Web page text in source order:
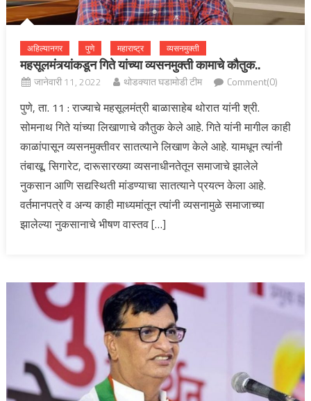
अहिल्यानगर पुणे महाराष्ट्र व्यसनमुक्ती
महसूलमंत्र्यांकडून गिते यांच्या व्यसनमुक्ती कामाचे कौतुक..
जानेवारी 11, 2022 थोडक्यात घडामोडी टीम Comment(0)
पुणे, ता. 11 : राज्याचे महसूलमंत्री बाळासाहेब थोरात यांनी श्री.
सोमनाथ गिते यांच्या लिखाणाचे कौतुक केले आहे. गिते यांनी मागील काही
काळांपासून व्यसनमुक्तीवर सातत्याने लिखाण केले आहे. यामधून त्यांनी
तंबाखू, सिगारेट, दारूसारख्या व्यसनाधीनतेतून समाजाचे झालेले
नुकसान आणि सद्यस्थिती मांडण्याचा सातत्याने प्रयत्न केला आहे.
वर्तमानपत्रे व अन्य काही माध्यमांतून त्यांनी व्यसनामुळे समाजाच्या
झालेल्या नुकसानाचे भीषण वास्तव […]